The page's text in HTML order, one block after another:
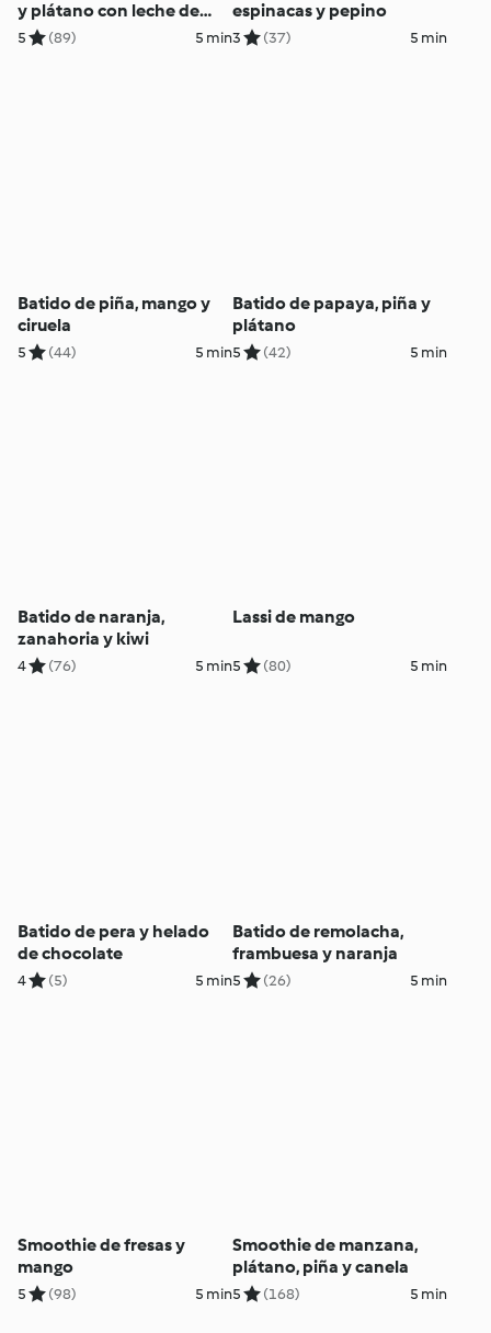
y plátano con leche de
coco
5 (89) 5 min
espinacas y pepino
3 (37) 5 min
Batido de piña, mango y
ciruela
5 (44) 5 min
Batido de papaya, piña y
plátano
5 (42) 5 min
Batido de naranja,
zanahoria y kiwi
4 (76) 5 min
Lassi de mango
5 (80) 5 min
Batido de pera y helado
de chocolate
4 (5) 5 min
Batido de remolacha,
frambuesa y naranja
5 (26) 5 min
Smoothie de fresas y
mango
5 (98) 5 min
Smoothie de manzana,
plátano, piña y canela
5 (168) 5 min